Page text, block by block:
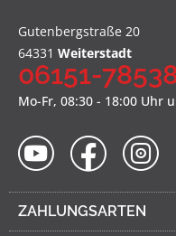
Gutenbergstraße 20
64331 Weiterstadt
06151-
Mo-Fr, 08:30 - 18:00 Uhr
ZAHLUNGSARTEN